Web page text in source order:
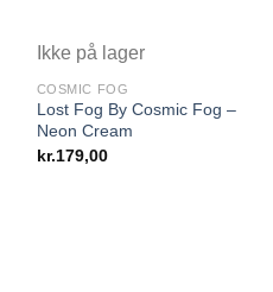
Ikke på lager
COSMIC FOG
Lost Fog By Cosmic Fog –
Neon Cream
kr.179,00